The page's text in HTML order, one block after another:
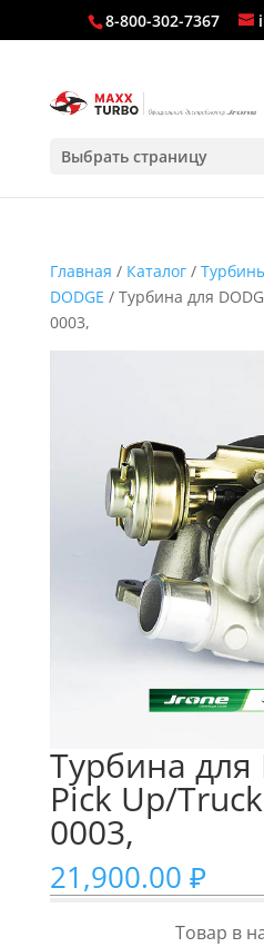
8-800-302-7367
Выбрать страницу
Главная / Каталог/
DODGE / Турбина для
0003,
Турбина для
Pick Up/
0003,
21,900.00 ₽
Товар в